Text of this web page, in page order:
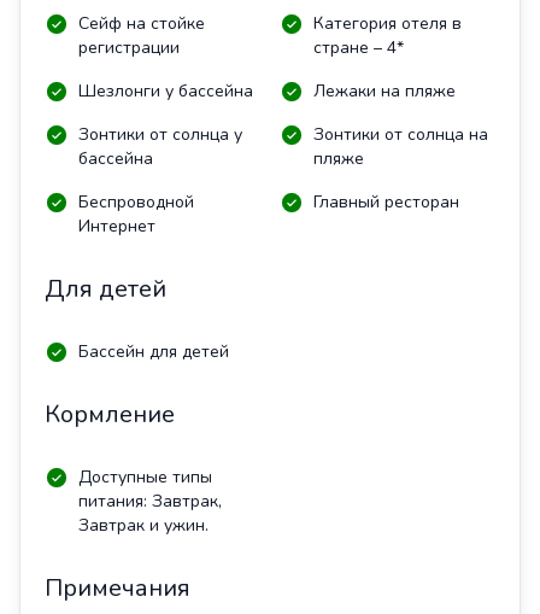
Сейф на стойке
регистрации
Категория отеля в
стране – 4*
Шезлонги у бассейна
Лежаки на пляже
Зонтики от солнца у
бассейна
Зонтики от солнца на
пляже
Беспроводной
Интернет
Главный ресторан
Для детей
Бассейн для детей
Кормление
Доступные типы
питания: Завтрак,
Завтрак и ужин.
Примечания